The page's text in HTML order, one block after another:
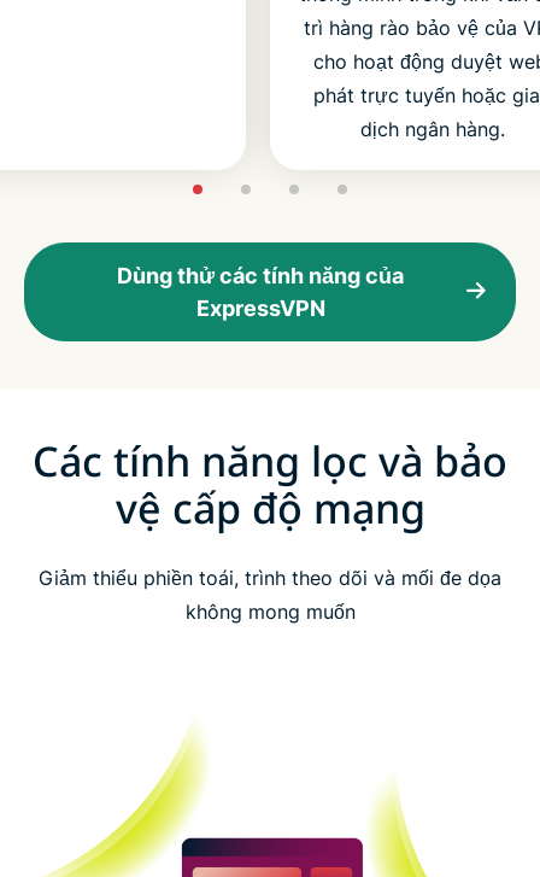
trì hàng rào bảo vệ của
cho hoạt động duyệt
phát trực tuyến hoặc
dịch ngân hàng.
Dùng thử các tính năng của
ExpressVPN
Các tính năng lọc và bảo
vệ cấp độ mạng
Giảm thiểu phiền toái, trình theo dõi và mối đe dọa
không mong muốn